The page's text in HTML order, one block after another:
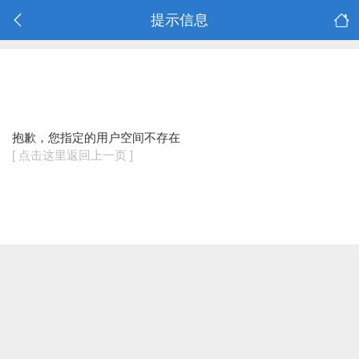
提示信息
抱歉，您指定的用户空间不存在
[ 点击这里返回上一页 ]